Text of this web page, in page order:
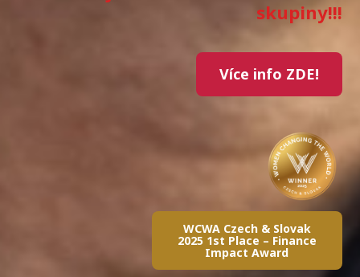
skupiny!!!
Více info ZDE!
WCWA Czech & Slovak
2025 1st Place – Finance
Impact Award